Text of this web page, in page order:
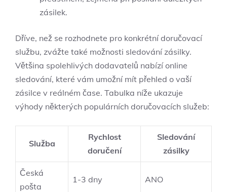
zásilek.
Dříve, než se rozhodnete pro konkrétní doručovací
službu, zvážte také​ možnosti sledování zásilky.
Většina‍ spolehlivých dodavatelů nabízí online
sledování, které vám⁢ umožní mít přehled o vaší
zásilce v ‍reálném čase. ‍Tabulka níže ukazuje
výhody některých populárních doručovacích služeb:
Služba
Rychlost
doručení
Sledování
zásilky
Česká
pošta
1-3 dny ANO